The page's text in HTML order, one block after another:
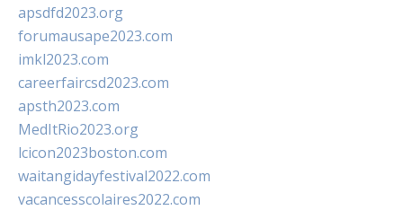
apsdfd2023.org
forumausape2023.com
imkl2023.com
careerfaircsd2023.com
apsth2023.com
MedItRio2023.org
lcicon2023boston.com
waitangidayfestival2022.com
vacancesscolaires2022.com